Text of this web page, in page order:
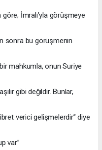
İmralı’yla görüşmeye
sonra bu görüşmenin
mahkumla, onun Suriye
gibi değildir. Bunlar,
verici gelişmelerdir” diye
var”